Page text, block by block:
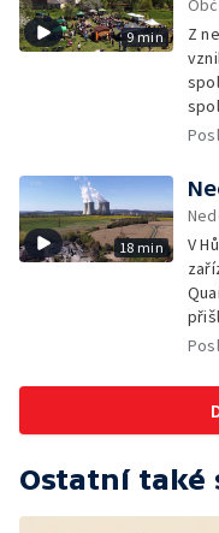
9 min
Z
18 min
V
Ostatní také